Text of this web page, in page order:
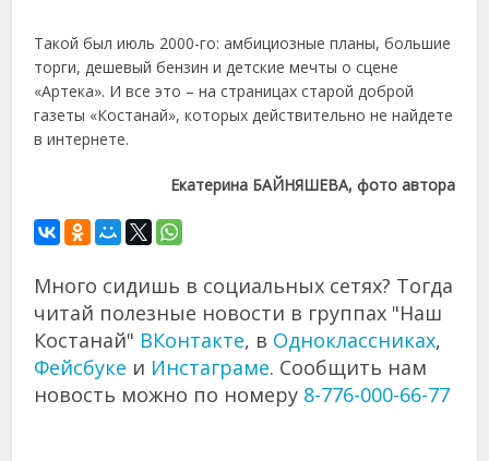
Такой был июль 2000-го: амбициозные планы, большие
торги, дешевый бензин и детские мечты о сцене
«Артека». И все это – на страницах старой доброй
газеты «Костанай», которых действительно не найдете
в интернете.
Екатерина БАЙНЯШЕВА, фото автора
Много сидишь в социальных сетях? Тогда
читай полезные новости в группах "Наш
Костанай" ВКонтакте, в Одноклассниках,
Фейсбуке и Инстаграме. Сообщить нам
новость можно по номеру 8-776-000-66-77